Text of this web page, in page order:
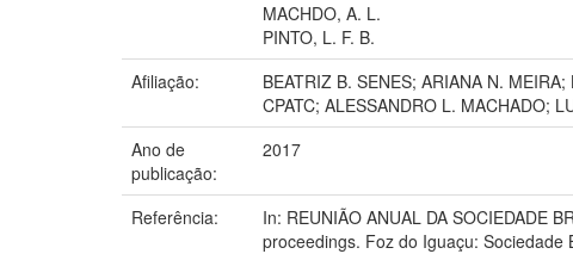
MACHDO, A. L.
PINTO, L. F. B.
Afiliação:
BEATRIZ B. SENES; ARIANA N.
CPATC; ALESSANDRO L. MACHADO;
Ano de
publicação:
2017
Referência:
In: REUNIÃO ANUAL DA SOCIEDADE
proceedings. Foz do Iguaçu: